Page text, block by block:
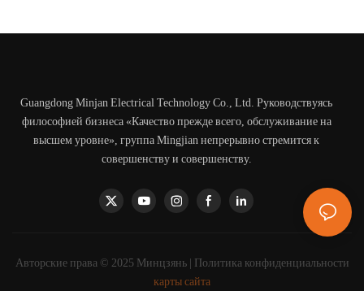
Guangdong Minjan Electrical Technology Co., Ltd. Руководствуясь
философией бизнеса «Качество прежде всего, обслуживание на
высшем уровне», группа Mingjian непрерывно стремится к
совершенству и совершенству.
Авторские права © 2025 Минцзянь | Политика конфиденциальности
карты сайта